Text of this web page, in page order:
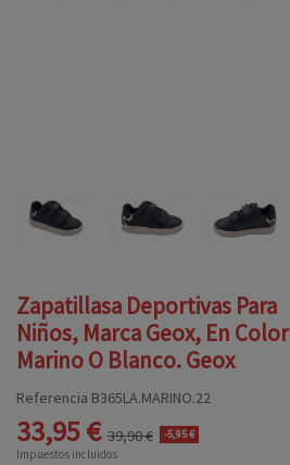
Zapatillasa Deportivas Para
Niños, Marca Geox, En Color
Marino O Blanco. Geox
Referencia B365LA.MARINO.22
33,95 € 39,90 € -5,95 €
Impuestos incluidos